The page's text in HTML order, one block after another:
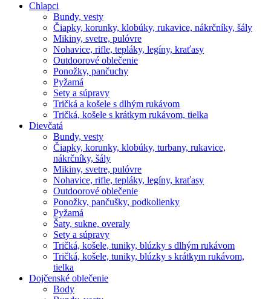
Chlapci
Bundy, vesty
Čiapky, korunky, klobúky, rukavice, nákrčníky, šály
Mikiny, svetre, pulóvre
Nohavice, rifle, tepláky, legíny, kraťasy
Outdoorové oblečenie
Ponožky, pančuchy
Pyžamá
Sety a súpravy
Tričká a košele s dlhým rukávom
Tričká, košele s krátkym rukávom, tielka
Dievčatá
Bundy, vesty
Čiapky, korunky, klobúky, turbany, rukavice,
nákrčníky, šály
Mikiny, svetre, pulóvre
Nohavice, rifle, tepláky, legíny, kraťasy
Outdoorové oblečenie
Ponožky, pančušky, podkolienky
Pyžamá
Šaty, sukne, overaly
Sety a súpravy
Tričká, košele, tuniky, blúzky s dlhým rukávom
Tričká, košele, tuniky, blúzky s krátkym rukávom,
tielka
Dojčenské oblečenie
Body